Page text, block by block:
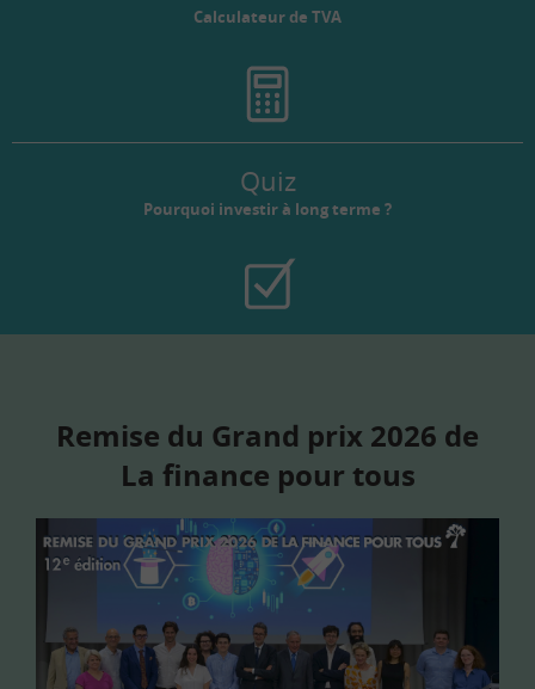
Calculateur de TVA
Quiz
Pourquoi investir à long terme ?
Remise du Grand prix 2026 de
La finance pour tous